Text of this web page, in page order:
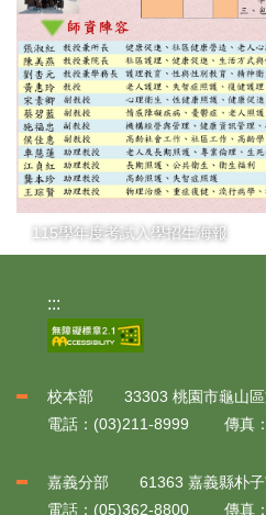
115學年度考試入學招生海報
:::
校本部 33303 桃園市龜山區
電話：(03)211-8999 傳真
嘉義分部 61363 嘉義縣朴子
電話：(05)362-8800 傳真